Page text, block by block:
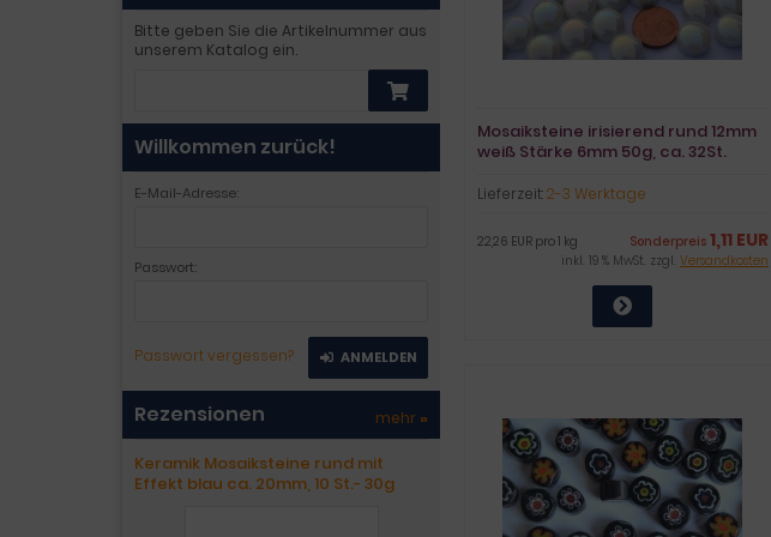
Mosaiksteine irisierend rund 12mm
weiß Stärke 6mm 50g, ca. 32St.
Lieferzeit:2-3 Werktage
Sonderpreis 1,11 EUR
22,26 EUR pro 1 kg
inkl. 19 % MwSt. zzgl. Versandkosten
Bitte geben Sie die Artikelnummer aus
unserem Katalog ein.
Willkommen zurück!
E-Mail-Adresse:
Passwort:
Passwort vergessen? ANMELDEN
Rezensionen mehr »
Keramik Mosaiksteine rund mit
Effekt blau ca. 20mm, 10 St.- 30g